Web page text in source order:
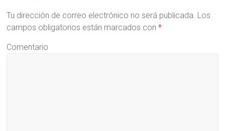
Tu dirección de correo electrónico no será publicada. Los
campos obligatorios están marcados con*
Comentario